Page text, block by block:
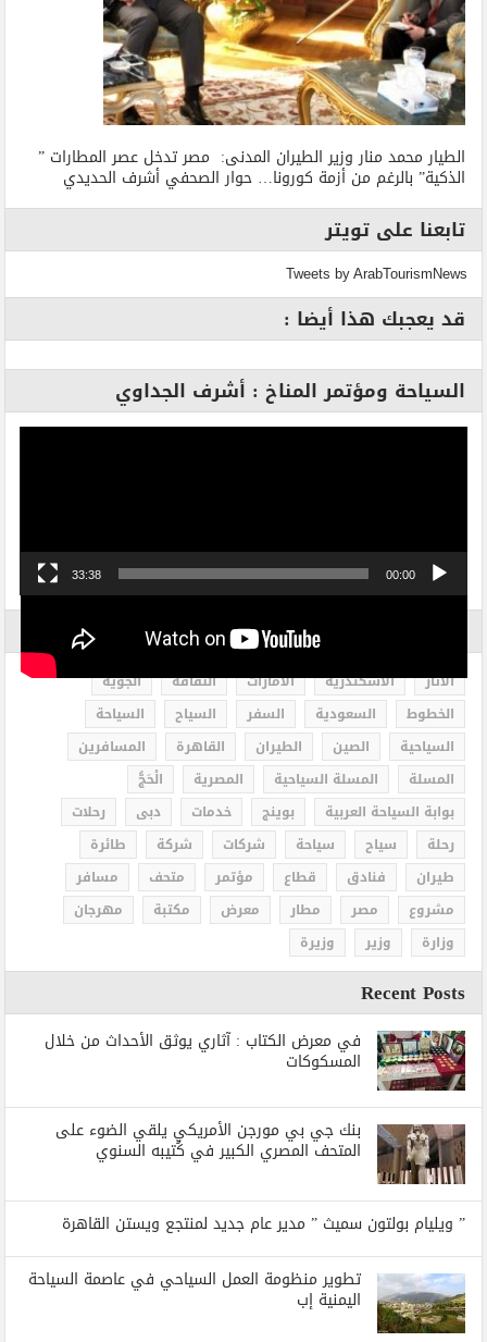
الطيار محمد منار وزير الطيران المدنى: مصر تدخل عصر المطارات ”
الذكية” بالرغم من أزمة كورونا… حوار الصحفي أشرف الحديدي
تابعنا على تويتر
Tweets by ArabTourismNews
قد يعجبك هذا أيضا :
السياحة ومؤتمر المناخ : أشرف الجداوي
00:00
33:38
الاثار الاسكندرية الامارات الثقافة
الجوية
الخطوط
السعودية السفر السياح
السياحة
السياحية
الصين الطيران القاهرة
المسافرين
المسلة
المسلة السياحية المصرية
الْحَجُّ
بوابة السياحة العربية
بوينج خدمات دبى
رحلات
رحلة
سياح سياحة شركات شركة
طائرة
طيران
فنادق قطاع مؤتمر متحف
مسافر
مشروع
مصر مطار معرض مكتبة
مهرجان
وزارة
وزير وزيرة
Recent Posts
في معرض الكتاب : آثاري يوثق الأحداث من خلال
المسكوكات
بنك جي بي مورجن الأمريكي يلقي الضوء على
المتحف المصري الكبير في كُتيبه السنوي
” ويليام بولتون سميث ” مدير عام جديد لمنتجع ويستن القاهرة
تطوير منظومة العمل السياحي في عاصمة السياحة
اليمنية إب